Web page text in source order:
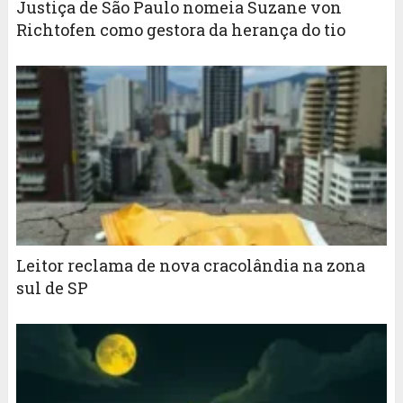
Justiça de São Paulo nomeia Suzane von
Richtofen como gestora da herança do tio
Leitor reclama de nova cracolândia na zona
sul de SP